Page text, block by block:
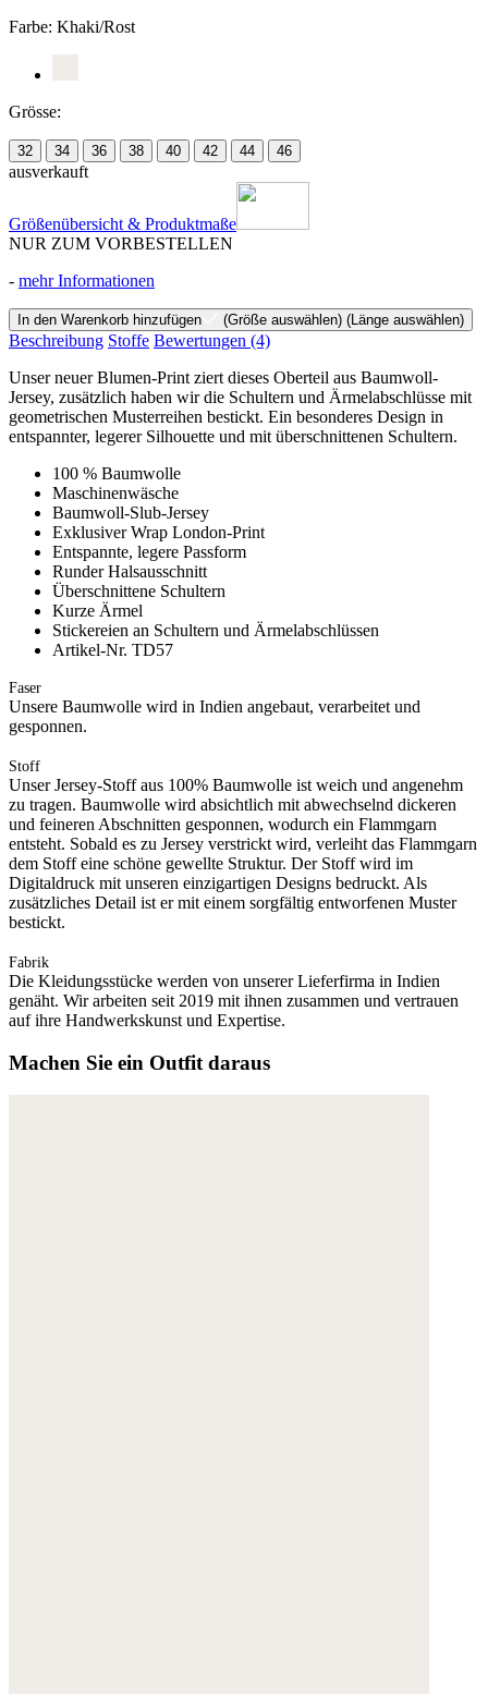
Farbe: Khaki/Rost
Grösse:
32 34 36 38 40 42 44 46
ausverkauft
Größenübersicht & Produktmaße
NUR ZUM VORBESTELLEN
- mehr Informationen
In den Warenkorb hinzufügen (Größe auswählen) (Länge auswählen)
Beschreibung Stoffe Bewertungen (4)
Unser neuer Blumen-Print ziert dieses Oberteil aus Baumwoll-
Jersey, zusätzlich haben wir die Schultern und Ärmelabschlüsse mit
geometrischen Musterreihen bestickt. Ein besonderes Design in
entspannter, legerer Silhouette und mit überschnittenen Schultern.
100 % Baumwolle
Maschinenwäsche
Baumwoll-Slub-Jersey
Exklusiver Wrap London-Print
Entspannte, legere Passform
Runder Halsausschnitt
Überschnittene Schultern
Kurze Ärmel
Stickereien an Schultern und Ärmelabschlüssen
Artikel-Nr. TD57
Faser
Unsere Baumwolle wird in Indien angebaut, verarbeitet und
gesponnen.
Stoff
Unser Jersey-Stoff aus 100% Baumwolle ist weich und angenehm
zu tragen. Baumwolle wird absichtlich mit abwechselnd dickeren
und feineren Abschnitten gesponnen, wodurch ein Flammgarn
entsteht. Sobald es zu Jersey verstrickt wird, verleiht das Flammgarn
dem Stoff eine schöne gewellte Struktur. Der Stoff wird im
Digitaldruck mit unseren einzigartigen Designs bedruckt. Als
zusätzliches Detail ist er mit einem sorgfältig entworfenen Muster
bestickt.
Fabrik
Die Kleidungsstücke werden von unserer Lieferfirma in Indien
genäht. Wir arbeiten seit 2019 mit ihnen zusammen und vertrauen
auf ihre Handwerkskunst und Expertise.
Machen Sie ein Outfit daraus